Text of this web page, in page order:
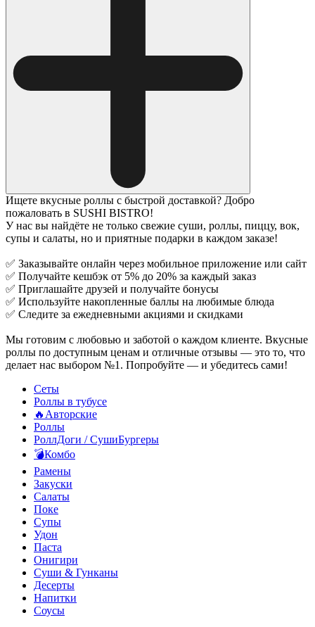
Ищете вкусные роллы с быстрой доставкой? Добро
пожаловать в SUSHI BISTRO!
У нас вы найдёте не только свежие суши, роллы, пиццу, вок,
супы и салаты, но и приятные подарки в каждом заказе!
✅ Заказывайте онлайн через мобильное приложение или сайт
✅ Получайте кешбэк от 5% до 20% за каждый заказ
✅ Приглашайте друзей и получайте бонусы
✅ Используйте накопленные баллы на любимые блюда
✅ Следите за ежедневными акциями и скидками
Мы готовим с любовью и заботой о каждом клиенте. Вкусные
роллы по доступным ценам и отличные отзывы — это то, что
делает нас выбором №1. Попробуйте — и убедитесь сами!
Сеты
Роллы в тубусе
🔥Авторские
Роллы
РоллДоги / СушиБургеры
💣Комбо
Рамены
Закуски
Салаты
Поке
Супы
Удон
Паста
Онигири
Суши & Гунканы
Десерты
Напитки
Соусы